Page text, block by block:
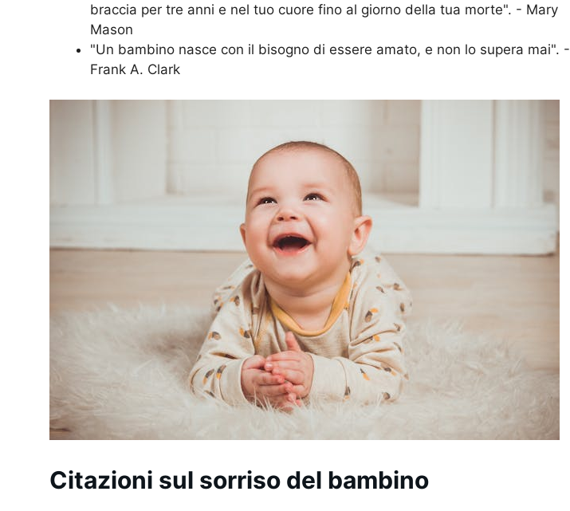
braccia per tre anni e nel tuo cuore fino al giorno della tua morte". - Mary
Mason
"Un bambino nasce con il bisogno di essere amato, e non lo supera mai". -
Frank A. Clark
Citazioni sul sorriso del bambino